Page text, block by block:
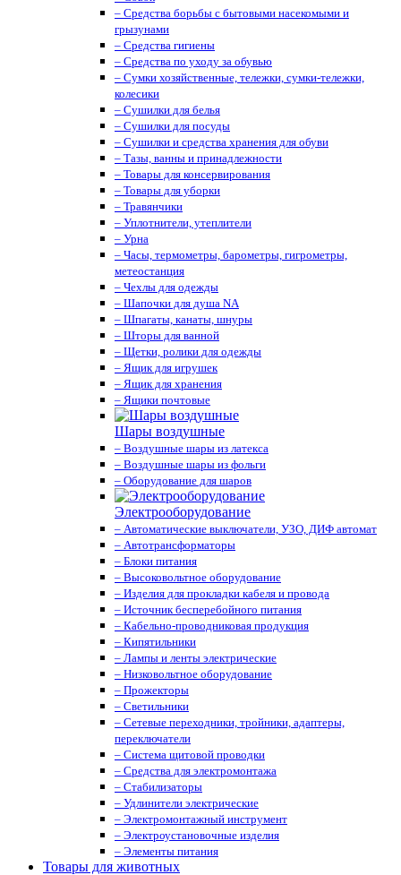
– Средства борьбы с бытовыми насекомыми и
грызунами
– Средства гигиены
– Средства по уходу за обувью
– Сумки хозяйственные, тележки, сумки-тележки,
колесики
– Сушилки для белья
– Сушилки для посуды
– Сушилки и средства хранения для обуви
– Тазы, ванны и принадлежности
– Товары для консервирования
– Товары для уборки
– Травянчики
– Уплотнители, утеплители
– Урна
– Часы, термометры, барометры, гигрометры,
метеостанция
– Чехлы для одежды
– Шапочки для душа NA
– Шпагаты, канаты, шнуры
– Шторы для ванной
– Щетки, ролики для одежды
– Ящик для игрушек
– Ящик для хранения
– Ящики почтовые
Шары воздушные
– Воздушные шары из латекса
– Воздушные шары из фольги
– Оборудование для шаров
Электрооборудование
– Автоматические выключатели, УЗО, ДИФ автомат
– Автотрансформаторы
– Блоки питания
– Высоковольтное оборудование
– Изделия для прокладки кабеля и провода
– Источник бесперебойного питания
– Кабельно-проводниковая продукция
– Кипятильники
– Лампы и ленты электрические
– Низковольтное оборудование
– Прожекторы
– Светильники
– Сетевые переходники, тройники, адаптеры,
переключатели
– Система щитовой проводки
– Средства для электромонтажа
– Стабилизаторы
– Удлинители электрические
– Электромонтажный инструмент
– Электроустановочные изделия
– Элементы питания
Товары для животных